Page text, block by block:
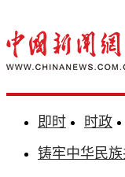
即时 时政
铸牢中华民